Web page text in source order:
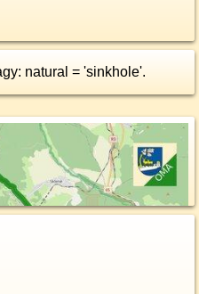
natural = 'sinkhole'.